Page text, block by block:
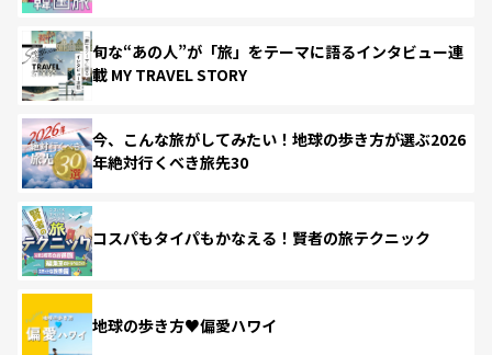
旬な“あの人”が「旅」をテーマに語るインタビュー連
載 MY TRAVEL STORY
今、こんな旅がしてみたい！地球の歩き方が選ぶ2026
年絶対行くべき旅先30
コスパもタイパもかなえる！賢者の旅テクニック
地球の歩き方♥偏愛ハワイ